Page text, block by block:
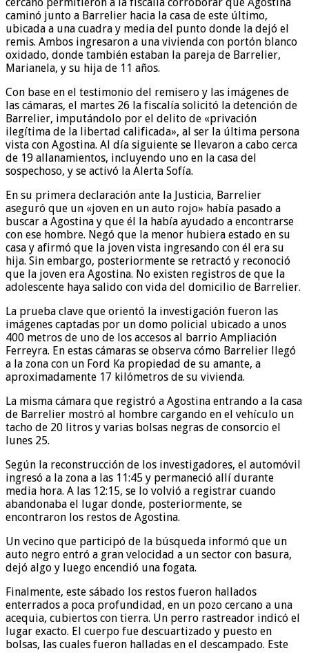
caminó junto a Barrelier hacia la casa de este último,
ubicada a una cuadra y media del punto donde la dejó el
remis. Ambos ingresaron a una vivienda con portón blanco
oxidado, donde también estaban la pareja de Barrelier,
Marianela, y su hija de 11 años.
Con base en el testimonio del remisero y las imágenes de
las cámaras, el martes 26 la fiscalía solicitó la detención de
Barrelier, imputándolo por el delito de «privación
ilegítima de la libertad calificada», al ser la última persona
vista con Agostina. Al día siguiente se llevaron a cabo cerca
de 19 allanamientos, incluyendo uno en la casa del
sospechoso, y se activó la Alerta Sofía.
En su primera declaración ante la Justicia, Barrelier
aseguró que un «joven en un auto rojo» había pasado a
buscar a Agostina y que él la había ayudado a encontrarse
con ese hombre. Negó que la menor hubiera estado en su
casa y afirmó que la joven vista ingresando con él era su
hija. Sin embargo, posteriormente se retractó y reconoció
que la joven era Agostina. No existen registros de que la
adolescente haya salido con vida del domicilio de Barrelier.
La prueba clave que orientó la investigación fueron las
imágenes captadas por un domo policial ubicado a unos
400 metros de uno de los accesos al barrio Ampliación
Ferreyra. En estas cámaras se observa cómo Barrelier llegó
a la zona con un Ford Ka propiedad de su amante, a
aproximadamente 17 kilómetros de su vivienda.
La misma cámara que registró a Agostina entrando a la casa
de Barrelier mostró al hombre cargando en el vehículo un
tacho de 20 litros y varias bolsas negras de consorcio el
lunes 25.
Según la reconstrucción de los investigadores, el automóvil
ingresó a la zona a las 11:45 y permaneció allí durante
media hora. A las 12:15, se lo volvió a registrar cuando
abandonaba el lugar donde, posteriormente, se
encontraron los restos de Agostina.
Un vecino que participó de la búsqueda informó que un
auto negro entró a gran velocidad a un sector con basura,
dejó algo y luego encendió una fogata.
Finalmente, este sábado los restos fueron hallados
enterrados a poca profundidad, en un pozo cercano a una
acequia, cubiertos con tierra. Un perro rastreador indicó el
lugar exacto. El cuerpo fue descuartizado y puesto en
bolsas, las cuales fueron halladas en el descampado. Este